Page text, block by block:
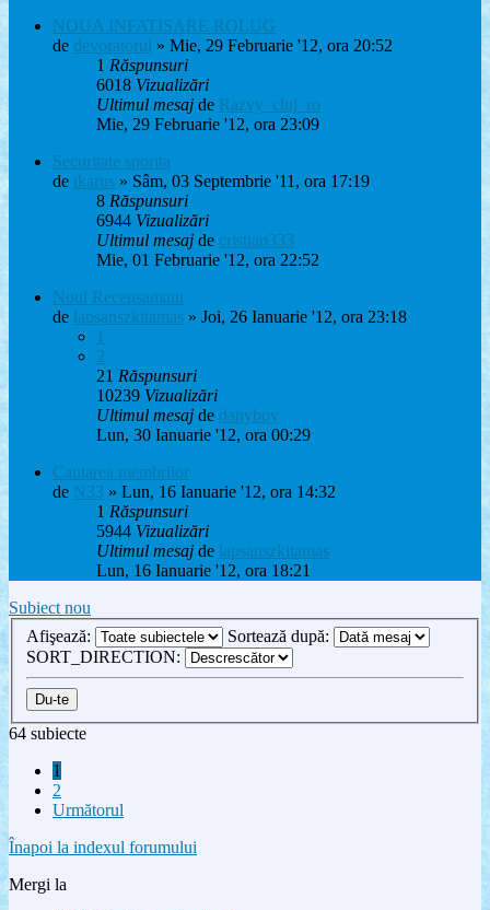
NOUA INFATISARE ROLUG
de devoratorul » Mie, 29 Februarie '12, ora 20:52
1 Răspunsuri
6018 Vizualizări
Ultimul mesaj de Razvy_cluj_ro
Mie, 29 Februarie '12, ora 23:09
Securitate sporita
de ikarus » Sâm, 03 Septembrie '11, ora 17:19
8 Răspunsuri
6944 Vizualizări
Ultimul mesaj de cristian333
Mie, 01 Februarie '12, ora 22:52
Noul Recensamant
de lapsanszkitamas » Joi, 26 Ianuarie '12, ora 23:18
1
2
21 Răspunsuri
10239 Vizualizări
Ultimul mesaj de danyboy
Lun, 30 Ianuarie '12, ora 00:29
Cautarea membrilor
de N33 » Lun, 16 Ianuarie '12, ora 14:32
1 Răspunsuri
5944 Vizualizări
Ultimul mesaj de lapsanszkitamas
Lun, 16 Ianuarie '12, ora 18:21
Subiect nou
Afişează:
Sortează după:
SORT_DIRECTION:
64 subiecte
1
2
Următorul
Înapoi la indexul forumului
Mergi la